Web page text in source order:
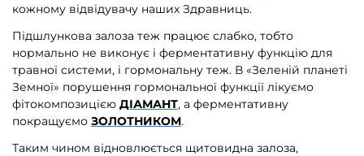
кожному відвідувачу наших Здравниць.
Підшлункова залоза теж працює слабко, тобто
нормально не виконує і ферментативну функцію для
травної системи, і гормональну теж. В «Зеленій планеті
Земної» порушення гормональної функції лікуємо
фітокомпозицією ДІАМАНТ, а ферментативну
покращуємо ЗОЛОТНИКОМ.
Таким чином відновлюється щитовидна залоза,